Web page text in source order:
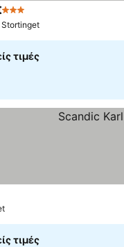
3 Αστέρια
τιμές
τιμές